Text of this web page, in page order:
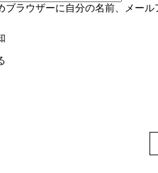
ラウザーに自分の名前、メール